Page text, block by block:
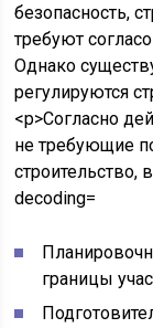
границы